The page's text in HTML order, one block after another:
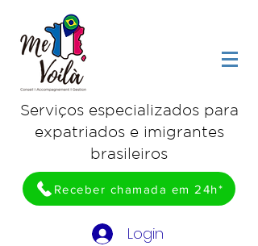
Serviços especializados para
expatriados e imigrantes
brasileiros
Login
Receber chamada em 24h*